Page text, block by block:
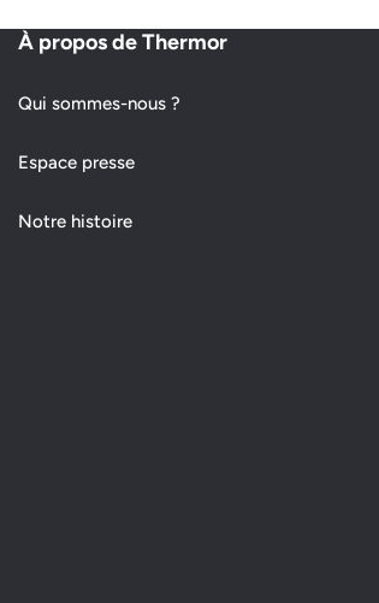
À propos de Thermor
Qui sommes-nous ?
Espace presse
Notre histoire